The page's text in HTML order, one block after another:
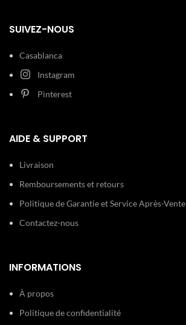
SUIVEZ-NOUS
Casablanca
Instagram
Pinterest
AIDE & SUPPORT
Livraison
Remboursements et retours
Politique de Garantie et Service Après-Vente
Contactez-nous
INFORMATIONS
À propos
Politique de confidentialité